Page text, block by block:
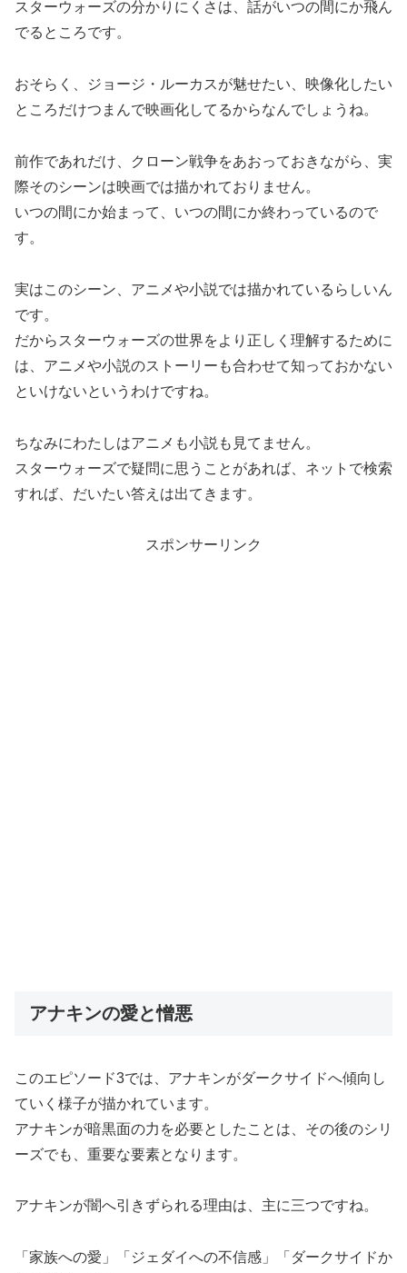
スターウォーズの分かりにくさは、話がいつの間にか飛ん
でるところです。
おそらく、ジョージ・ルーカスが魅せたい、映像化したい
ところだけつまんで映画化してるからなんでしょうね。
前作であれだけ、クローン戦争をあおっておきながら、実
際そのシーンは映画では描かれておりません。
いつの間にか始まって、いつの間にか終わっているので
す。
実はこのシーン、アニメや小説では描かれているらしいん
です。
だからスターウォーズの世界をより正しく理解するために
は、アニメや小説のストーリーも合わせて知っておかない
といけないというわけですね。
ちなみにわたしはアニメも小説も見てません。
スターウォーズで疑問に思うことがあれば、ネットで検索
すれば、だいたい答えは出てきます。
スポンサーリンク
アナキンの愛と憎悪
このエピソード3では、アナキンがダークサイドへ傾向し
ていく様子が描かれています。
アナキンが暗黒面の力を必要としたことは、その後のシリ
ーズでも、重要な要素となります。
アナキンが闇へ引きずられる理由は、主に三つですね。
「家族への愛」「ジェダイへの不信感」「ダークサイドか